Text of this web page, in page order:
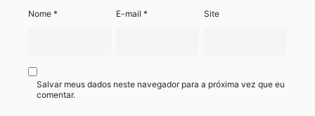
Nome * E-mail* Site
Salvar meus dados neste navegador para a próxima vez que eu
comentar.